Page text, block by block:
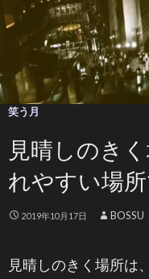
笑う月
見晴しのき
れやすい場
2019年10月17日 BOSSU
見晴しのきく場所は